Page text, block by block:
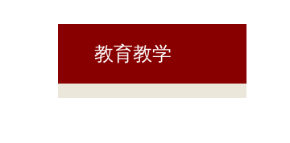
教育教学